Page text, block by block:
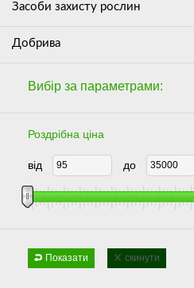
Засоби захисту рослин
Добрива
Вибір за параметрами:
Роздрібна ціна
від до
Показати скинути